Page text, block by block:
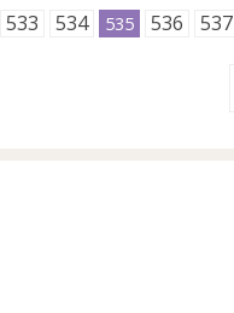
533 534 535 536 537